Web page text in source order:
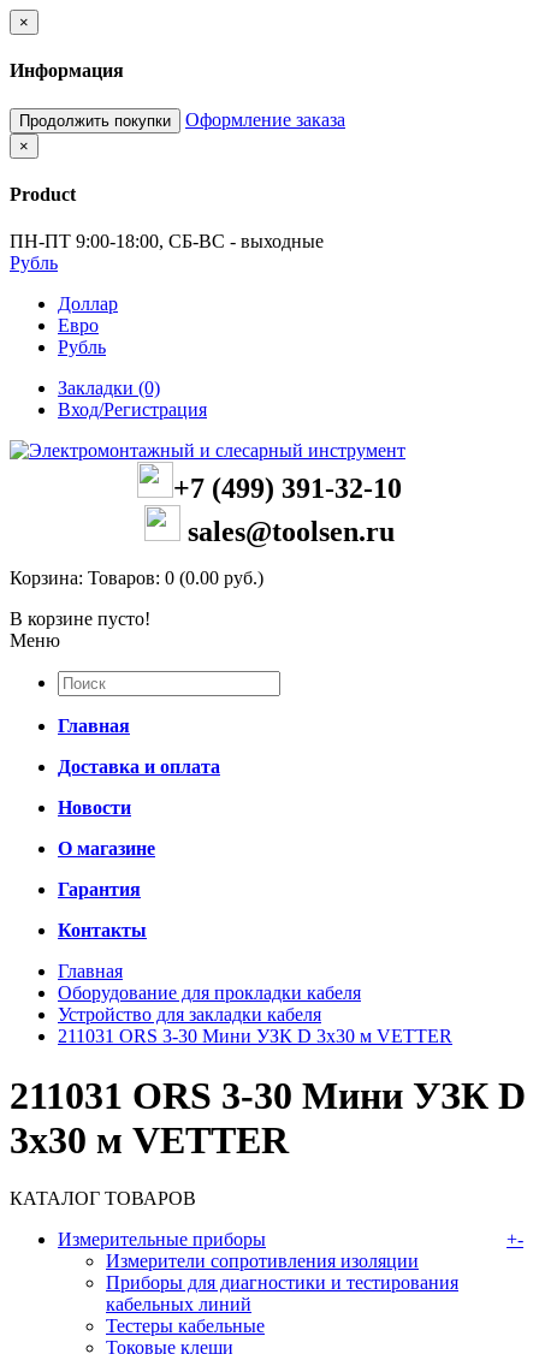
×
Информация
Продолжить покупки Оформление заказа
×
Product
ПН-ПТ 9:00-18:00, СБ-ВС - выходные
Рубль
Доллар
Евро
Рубль
Закладки (0)
Вход/Регистрация
+7 (499) 391-32-10
sales@toolsen.ru
Корзина: Товаров: 0 (0.00 руб.)
В корзине пусто!
Меню
Главная
Доставка и оплата
Новости
О магазине
Гарантия
Контакты
Главная
Оборудование для прокладки кабеля
Устройство для закладки кабеля
211031 ORS 3-30 Мини УЗК D 3x30 м VETTER
211031 ORS 3-30 Мини УЗК D
3x30 м VETTER
КАТАЛОГ ТОВАРОВ
Измерительные приборы
+-
Измерители сопротивления изоляции
Приборы для диагностики и тестирования
кабельных линий
Тестеры кабельные
Токовые клещи